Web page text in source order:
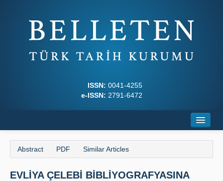
ISSN: 0041-4255
e-ISSN: 2791-6472
About
Journal Boards
Abstract PDF Similar Articles
EVLİYA ÇELEBİ BİBLİYOGRAFYASINA